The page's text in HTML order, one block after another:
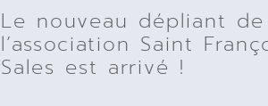
Le nouveau dépliant de
l’association Saint
Sales est arrivé !